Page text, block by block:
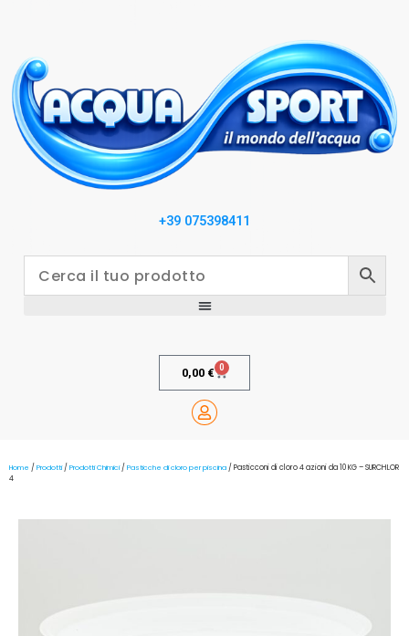
+39 075398411
0,00 € 0
Home / Prodotti/ Prodotti Chimici/ Pasticche di cloro per piscina / Pasticconi di cloro 4 azioni da 10 KG – SURCHLOR
4